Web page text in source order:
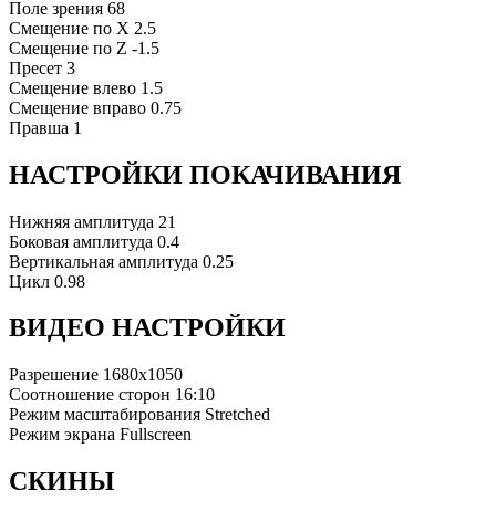
Поле зрения 68
Смещение по X 2.5
Смещение по Z -1.5
Пресет 3
Смещение влево 1.5
Смещение вправо 0.75
Правша 1
НАСТРОЙКИ ПОКАЧИВАНИЯ
Нижняя амплитуда 21
Боковая амплитуда 0.4
Вертикальная амплитуда 0.25
Цикл 0.98
ВИДЕО НАСТРОЙКИ
Разрешение 1680x1050
Соотношение сторон 16:10
Режим масштабирования Stretched
Режим экрана Fullscreen
СКИНЫ